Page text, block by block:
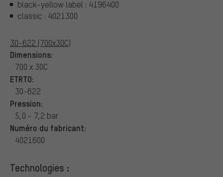
black-yellow label : 4196400
classic : 4021300
30-622 (700x30C)
Dimensions:
700 x 30C
ETRTO:
30-622
Pression:
5,0 - 7,2 bar
Numéro du fabricant:
4021600
Technologies :